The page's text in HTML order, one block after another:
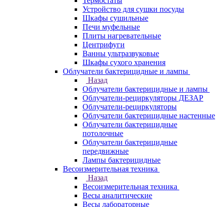
Устройство для сушки посуды
Шкафы сушильные
Печи муфельные
Плиты нагревательные
Центрифуги
Ванны ультразвуковые
Шкафы сухого хранения
Облучатели бактерицидные и лампы
Назад
Облучатели бактерицидные и лампы
Облучатели-рециркуляторы ДЕЗАР
Облучатели-рециркуляторы
Облучатели бактерицидные настенные
Облучатели бактерицидные
потолочные
Облучатели бактерицидные
передвижные
Лампы бактерицидные
Весоизмерительная техника
Назад
Весоизмерительная техника
Весы аналитические
Весы лабораторные